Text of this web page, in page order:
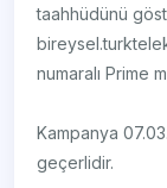
taahhüdünü
numaralı Prime
Kampanya
geçerlidir.